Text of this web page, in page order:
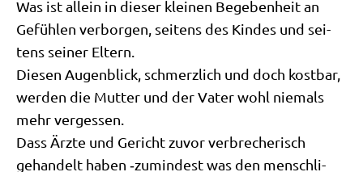
Was ist allein in die­ser klei­nen Bege­ben­heit an
Gefüh­len ver­bor­gen, sei­tens des Kin­des und sei­
tens sei­ner Eltern.
Die­sen Augen­blick, schmerz­lich und doch kost­bar,
wer­den die Mut­ter und der Vater wohl nie­mals
mehr vergessen.
Dass Ärz­te und Gericht zuvor ver­bre­che­risch
gehan­delt haben ‑zumin­dest was den mensch­li­